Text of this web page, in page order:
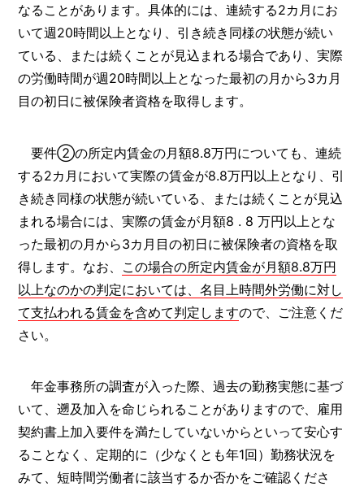
なることがあります。具体的には、連続する2カ月にお
いて週20時間以上となり、引き続き同様の状態が続い
ている、または続くことが見込まれる場合であり、実際
の労働時間が週20時間以上となった最初の月から3カ月
目の初日に被保険者資格を取得します。
要件②の所定内賃金の月額8.8万円についても、連続
する2カ月において実際の賃金が8.8万円以上となり、引
き続き同様の状態が続いている、または続くことが見込
まれる場合には、実際の賃金が月額8 . 8 万円以上とな
った最初の月から3カ月目の初日に被保険者の資格を取
得します。なお、 この場合の所定内賃金が月額8.8万円
以上なのかの判定においては、名目上時間外労働に対し
て支払われる賃金を含めて判定しますので、ご注意くだ
さい。
年金事務所の調査が入った際、過去の勤務実態に基づ
いて、遡及加入を命じられることがありますので、雇用
契約書上加入要件を満たしていないからといって安心す
ることなく、定期的に（少なくとも年1回）勤務状況を
みて、短時間労働者に該当するか否かをご確認くださ